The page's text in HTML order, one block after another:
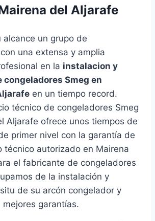
del Aljarafe
alcance un grupo de
una extensa y amplia
en la instalacion y
congeladores Smeg en
en un tiempo record.
técnico de congeladores Smeg
Aljarafe ofrece unos tiempos de
primer nivel con la garantía de
técnico autorizado en Mairena
el fabricante de congeladores
de la instalación y
de su arcón congelador y
mejores garantías.